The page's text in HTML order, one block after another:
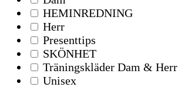
HEMINREDNING
Herr
Presenttips
SKÖNHET
Träningskläder Dam & Herr
Unisex